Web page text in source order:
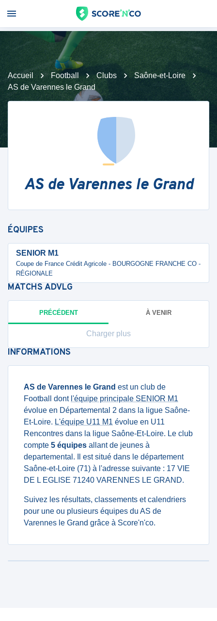
Accueil Football Clubs
Saône-et-Loire
AS de Varennes le Grand
AS de Varennes le Grand
ÉQUIPES
SENIOR M1
Coupe de France Crédit Agricole - BOURGOGNE FRANCHE CO -
RÉGIONALE
MATCHS ADVLG
PRÉCÉDENT À VENIR
Charger plus
INFORMATIONS
AS de Varennes le Grand est un club de
Football dont l'équipe principale SENIOR M1
évolue en Départemental 2 dans la ligue Saône-
Et-Loire. L'équipe U11 M1 évolue en U11
Rencontres dans la ligue Saône-Et-Loire. Le club
compte 5 équipes allant de jeunes à
departemental. Il est situé dans le département
Saône-et-Loire (71) à l'adresse suivante : 17 VIE
DE L EGLISE 71240 VARENNES LE GRAND.
Suivez les résultats, classements et calendriers
pour une ou plusieurs équipes du AS de
Varennes le Grand grâce à Score'n'co.